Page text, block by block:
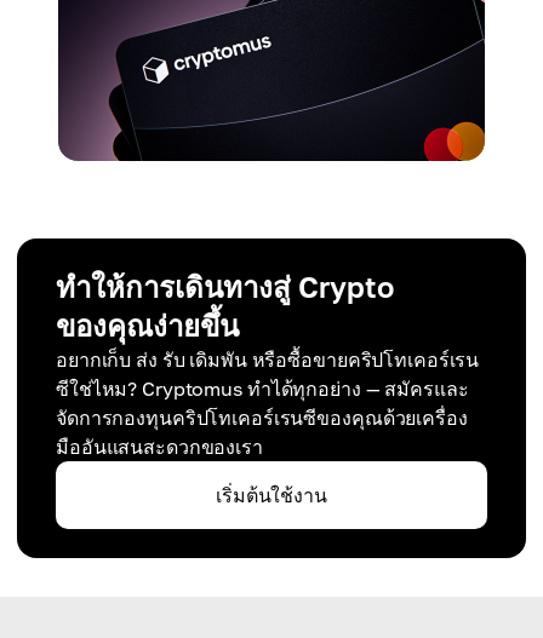
ทำให้การเดินทางสู่ Crypto
ของคุณง่ายขึ้น
อยากเก็บ ส่ง รับ เดิมพัน หรือซื้อขายคริปโทเคอร์เรน
ซีใช่ไหม? Cryptomus ทำได้ทุกอย่าง — สมัครและ
จัดการกองทุนคริปโทเคอร์เรนซีของคุณด้วยเครื่อง
มืออันแสนสะดวกของเรา
เริ่มต้นใช้งาน